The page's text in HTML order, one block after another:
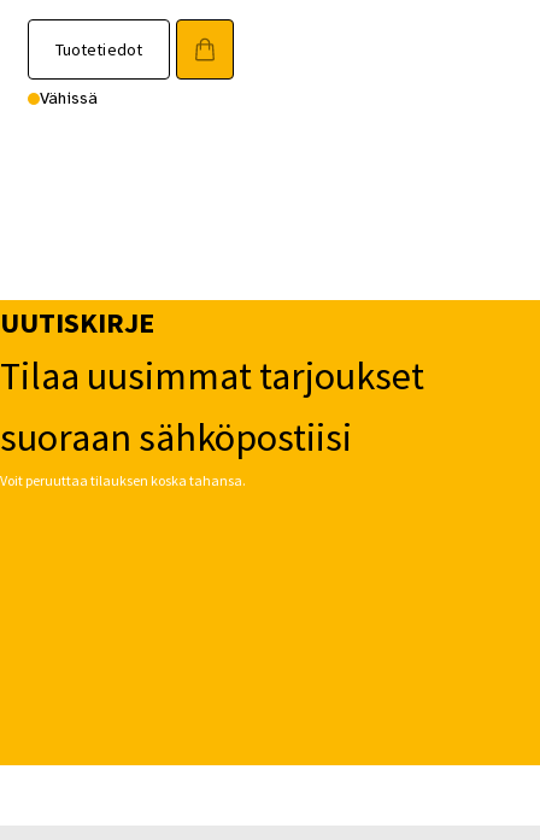
Tuotetiedot
Vähissä
UUTISKIRJE
Tilaa uusimmat tarjoukset
suoraan sähköpostiisi
Voit peruuttaa tilauksen koska tahansa.